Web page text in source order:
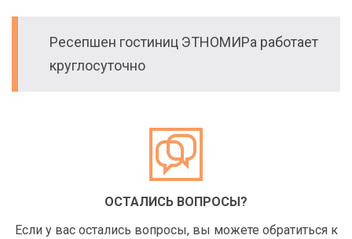
Ресепшен гостиниц ЭТНОМИРа работает
круглосуточно
ОСТАЛИСЬ ВОПРОСЫ?
Если у вас остались вопросы, вы можете обратиться к